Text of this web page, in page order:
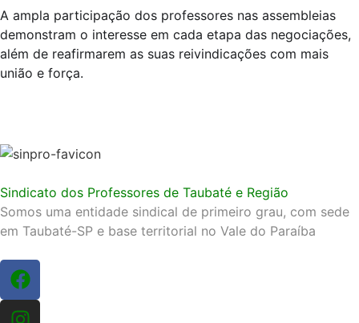
A ampla participação dos professores nas assembleias
demonstram o interesse em cada etapa das negociações,
além de reafirmarem as suas reivindicações com mais
união e força.
Sindicato dos Professores de Taubaté e Região
Somos uma entidade sindical de primeiro grau, com sede
em Taubaté-SP e base territorial no Vale do Paraíba